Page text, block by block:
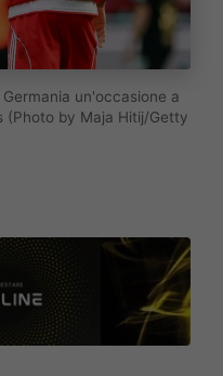
un'occasione a
(Photo by Maja Hitij/Getty